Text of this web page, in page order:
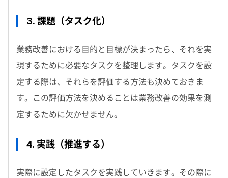
3. 課題（タスク化）
業務改善における目的と目標が決まったら、それを実
現するために必要なタスクを整理します。タスクを設
定する際は、それらを評価する方法も決めておきま
す。この評価方法を決めることは業務改善の効果を測
定するために欠かせません。
4. 実践（推進する）
実際に設定したタスクを実践していきます。その際に